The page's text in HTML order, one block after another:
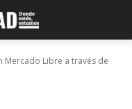
Mercado Libre a través de